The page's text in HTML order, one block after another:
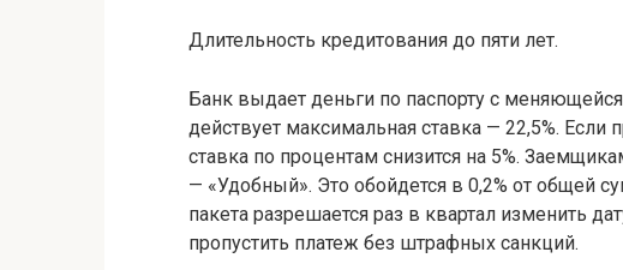
Длительность кредитования до пяти лет.
Банк выдает деньги по паспорту с
действует максимальная ставка — 22,5%. Если
ставка по процентам снизится на 5%.
— «Удобный». Это обойдется в 0,2% от общей
пакета разрешается раз в квартал изменить
пропустить платеж без штрафных санкций.